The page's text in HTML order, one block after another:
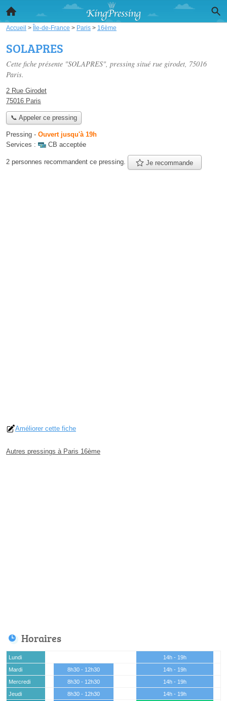
Accueil > Île-de-France > Paris > 16ème
SOLAPRES
Cette fiche présente "SOLAPRES", pressing situé rue girodet, 75016
Paris.
2 Rue Girodet
75016 Paris
📞 Appeler ce pressing
Pressing - Ouvert jusqu'à 19h
Services :
CB acceptée
2 personnes recommandent ce pressing. Je recommande
Améliorer cette fiche
Autres pressings à Paris 16ème
Horaires
Lundi
14h - 19h
Mardi
8h30 - 12h30
14h - 19h
Mercredi
8h30 - 12h30
14h - 19h
Jeudi
8h30 - 12h30
14h - 19h